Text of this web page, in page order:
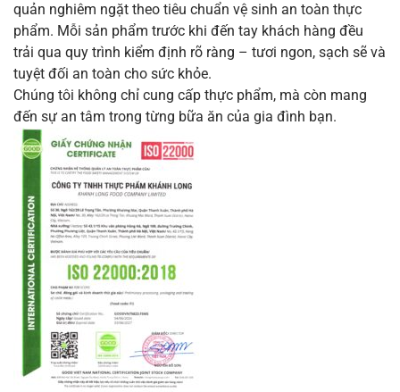
quản nghiêm ngặt theo tiêu chuẩn vệ sinh an toàn thực
phẩm. Mỗi sản phẩm trước khi đến tay khách hàng đều
trải qua quy trình kiểm định rõ ràng – tươi ngon, sạch sẽ và
tuyệt đối an toàn cho sức khỏe.
Chúng tôi không chỉ cung cấp thực phẩm, mà còn mang
đến sự an tâm trong từng bữa ăn của gia đình bạn.